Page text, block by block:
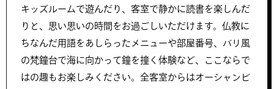
キッズルームで遊んだり、客室で静かに読書を楽しんだ
りと、思い思いの時間をお過ごしいただけます。仏教に
ちなんだ用語をあしらったメニューや部屋番号、バリ風
の梵鐘台で海に向かって鐘を撞く体験など、ここならで
はの趣もお楽しみください。全客室からはオーシャンビ